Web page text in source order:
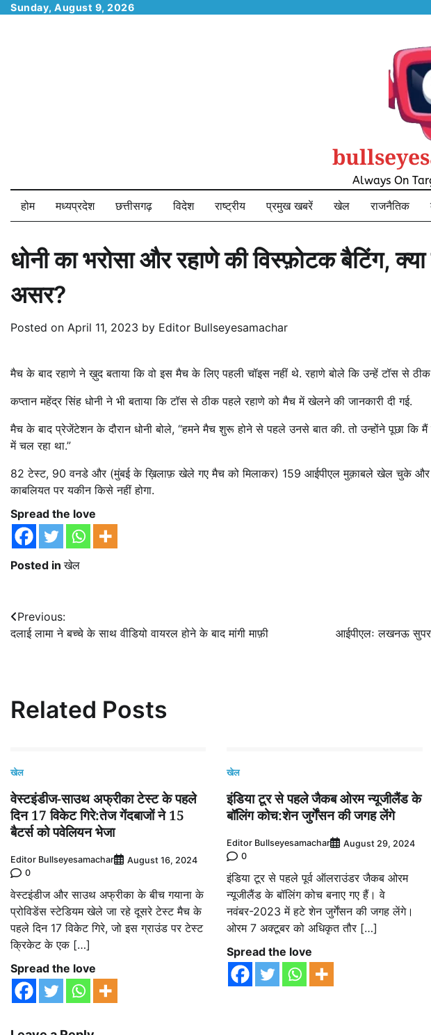
SkipSunday, August 9, 2026
Always On
होम मध्यप्रदेश छत्तीसगढ़ विदेश राष्ट्रीय प्रमुख खबरें खेल राजनैतिक
धोनी का भरोसा और रहाणे की विस्फ़ोटक बैटिंग,
असर?
Posted on April 11, 2023 by Editor Bullseyesamachar
मैच के बाद रहाणे ने ख़ुद बताया कि वो इस मैच के लिए पहली चॉइस नहीं थे. रहाणे बोले कि उन्हें टॉस से
कप्तान महेंद्र सिंह धोनी ने भी बताया कि टॉस से ठीक पहले रहाणे को मैच में खेलने की जानकारी दी गई.
मैच के बाद प्रेजेंटेशन के दौरान धोनी बोले, “हमने मैच शुरू होने से पहले उनसे बात की. तो उन्होंने पूछा कि मैं
में चल रहा था.”
82 टेस्ट, 90 वनडे और (मुंबई के ख़िलाफ़ खेले गए मैच को मिलाकर) 159 आईपीएल मुक़ाबले खेल चुके
काबलियत पर यकीन किसे नहीं होगा.
Spread the love
Posted inखेल
Post
navigation
Previous:
दलाई लामा ने बच्चे के साथ वीडियो वायरल होने के बाद मांगी माफ़ी
आईपीएलः लखनऊ सुपर
Related Posts
खेल
वेस्टइंडीज-साउथ अफ्रीका टेस्ट के पहले
दिन 17 विकेट गिरे:तेज गेंदबाजों ने 15
बैटर्स को पवेलियन भेजा
Editor Bullseyesamachar
August 16, 2024
0
वेस्टइंडीज और साउथ अफ्रीका के बीच गयाना के
प्रोविडेंस स्टेडियम खेले जा रहे दूसरे टेस्ट मैच के
पहले दिन 17 विकेट गिरे, जो इस ग्राउंड पर टेस्ट
क्रिकेट के एक […]
Spread the love
खेल
इंडिया टूर से पहले जैकब ओरम न्यूजीलैंड के
बॉलिंग कोच:​​​​​​​शेन जुर्गेंसन की जगह लेंगे
Editor Bullseyesamachar
August 29, 2024
0
इंडिया टूर से पहले पूर्व ऑलराउंडर जैकब ओरम
न्यूजीलैंड के बॉलिंग कोच बनाए गए हैं। वे
नवंबर-2023 में हटे शेन जुर्गेंसन की जगह लेंगे।
ओरम 7 अक्टूबर को अधिकृत तौर […]
Spread the love